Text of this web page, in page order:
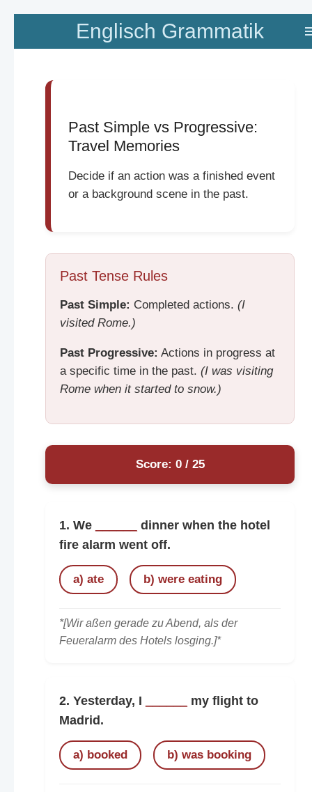
Zum
springen
Englisch Grammatik
Past Simple vs Progressive:
Travel Memories
Decide if an action was a finished event
or a background scene in the past.
Past Tense Rules
Past Simple: Completed actions. (I
visited Rome.)
Past Progressive: Actions in progress at
a specific time in the past. (I was visiting
Rome when it started to snow.)
Score: 0 / 25
1. We
dinner when the hotel
fire alarm went off.
a) ate b) were eating
*[Wir aßen gerade zu Abend, als der
Feueralarm des Hotels losging.]*
2. Yesterday, I
my flight to
Madrid.
a) booked b) was booking